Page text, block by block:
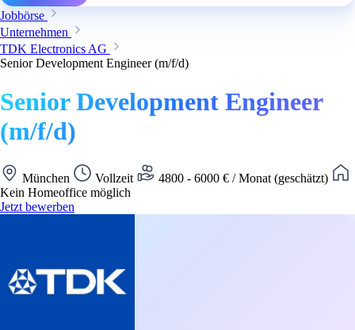
Jobbörse
Unternehmen
TDK Electronics AG
Senior Development Engineer (m/f/d)
Senior Development Engineer
(m/f/d)
München Vollzeit
4800 - 6000 € / Monat (geschätzt)
Kein Homeoffice möglich
Jetzt bewerben